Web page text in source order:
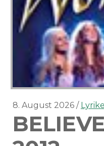
8. August 2026